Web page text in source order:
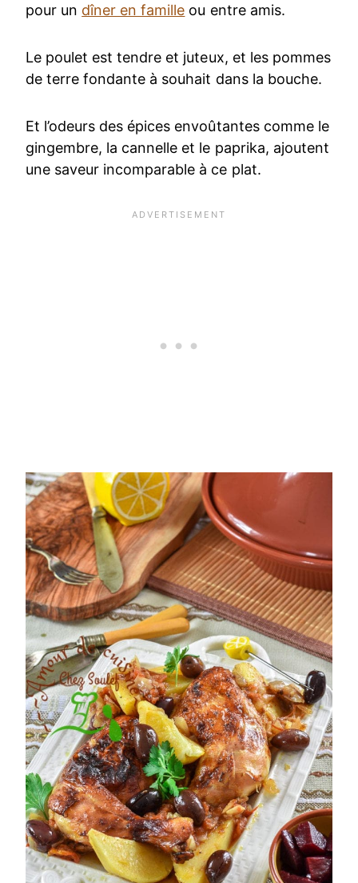
pour un dîner en famille ou entre amis.
Le poulet est tendre et juteux, et les pommes
de terre fondante à souhait dans la bouche.
Et l’odeurs des épices envoûtantes comme le
gingembre, la cannelle et le paprika, ajoutent
une saveur incomparable à ce plat.